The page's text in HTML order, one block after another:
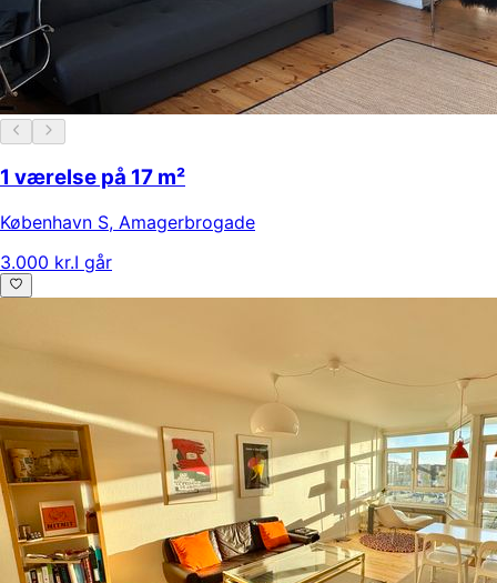
1 værelse på 17 m²
København S, Amagerbrogade
3.000 kr.I går